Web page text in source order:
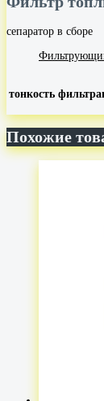
сепаратор в сборе
тонкость
Похожие